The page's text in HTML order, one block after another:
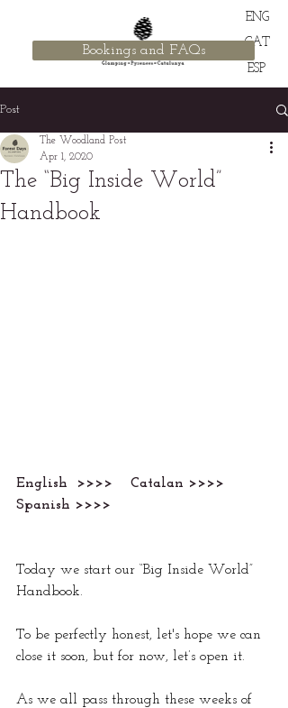
ENG
ESP
CAT
Bookings and FAQs
Post
The “Big Inside World”
Handbook
The Woodland Post
Apr 1, 2020
English  >>>>    Catalan >>>>
Spanish >>>>
Today we start our “Big Inside World”
Handbook.
To be perfectly honest, let's hope we can
close it soon, but for now, let’s open it.
As we all pass through these weeks of